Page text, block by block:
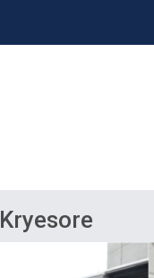
Kryesore